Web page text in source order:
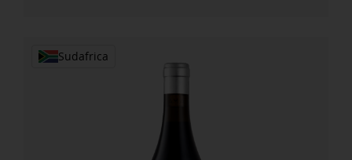
Sudafrica